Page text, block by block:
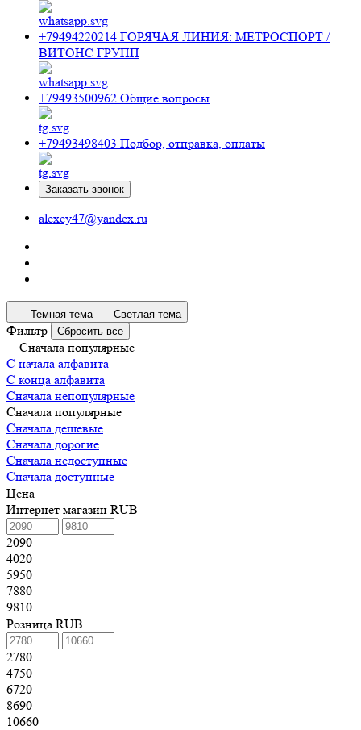
+79494220214 ГОРЯЧАЯ ЛИНИЯ: МЕТРОСПОРТ /
ВИТОНС ГРУПП
+79493500962 Общие вопросы
+79493498403 Подбор, отправка, оплаты
Заказать звонок
alexey47@yandex.ru
Темная тема Светлая тема
Фильтр Сбросить все
Сначала популярные
С начала алфавита
С конца алфавита
Сначала непопулярные
Сначала популярные
Сначала дешевые
Сначала дорогие
Сначала недоступные
Сначала доступные
Цена
Интернет магазин RUB
2090
4020
5950
7880
9810
Розница RUB
2780
4750
6720
8690
10660